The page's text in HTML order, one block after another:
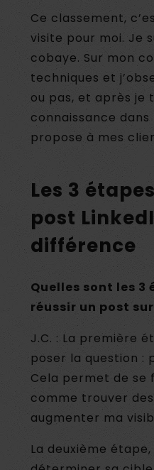
Ce classement,
visite pour moi. Je
cobaye. Sur mon
techniques et
ou pas, et après
connaissance
propose à mes
Les 3
post
différence
Quelles sont les 3
réussir un post
J.C. : La première
poser la question :
Cela permet de se
comme trouver
augmenter ma
La deuxième étape,